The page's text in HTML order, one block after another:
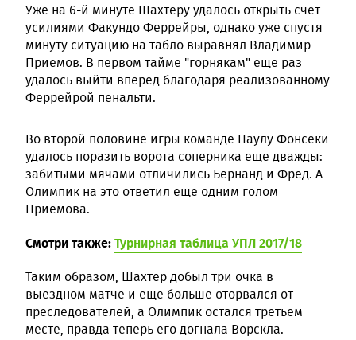
Уже на 6-й минуте Шахтеру удалось открыть счет
усилиями Факундо Феррейры, однако уже спустя
минуту ситуацию на табло выравнял Владимир
Приемов. В первом тайме "горнякам" еще раз
удалось выйти вперед благодаря реализованному
Феррейрой пенальти.
Во второй половине игры команде Паулу Фонсеки
удалось поразить ворота соперника еще дважды:
забитыми мячами отличились Бернанд и Фред. А
Олимпик на это ответил еще одним голом
Приемова.
Смотри также:Турнирная таблица УПЛ 2017/18
Таким образом, Шахтер добыл три очка в
выездном матче и еще больше оторвался от
преследователей, а Олимпик остался третьем
месте, правда теперь его догнала Ворскла.